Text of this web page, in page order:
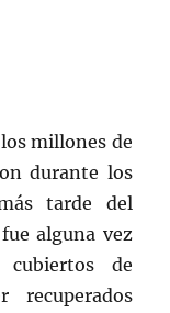
millones de
durante los
tarde del
alguna vez
cubiertos de